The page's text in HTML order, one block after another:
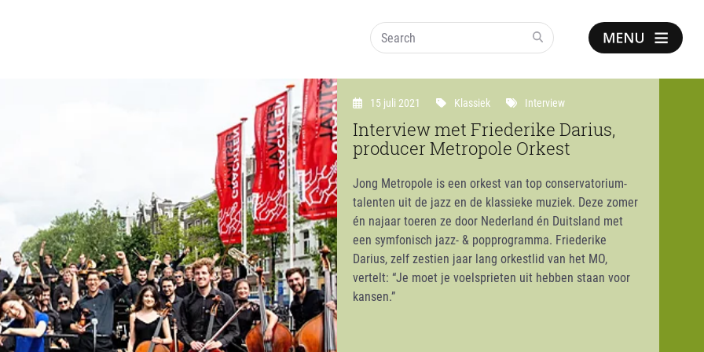
Show
notice
Search
15 juli 2021 Klassiek Interview
Interview met Friederike Darius,
producer Metropole Orkest
Jong Metropole is een orkest van top conservatorium-
talenten uit de jazz en de klassieke muziek. Deze zomer
én najaar toeren ze door Nederland én Duitsland met
een symfonisch jazz- & popprogramma. Friederike
Darius, zelf zestien jaar lang orkestlid van het MO,
vertelt: “Je moet je voelsprieten uit hebben staan voor
kansen.”